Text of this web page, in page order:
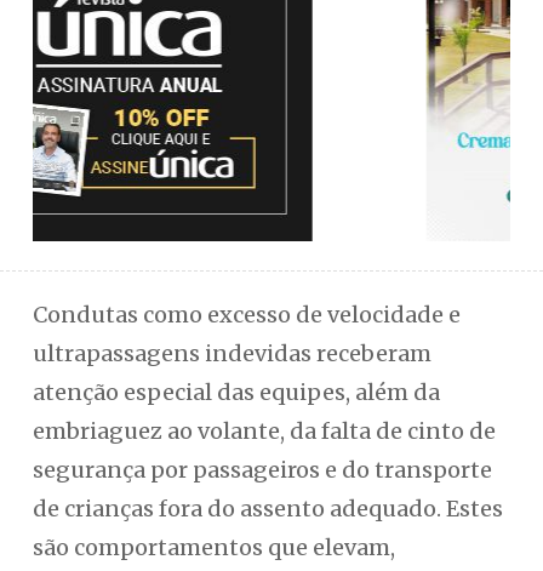
Condutas como excesso de velocidade e
ultrapassagens indevidas receberam
atenção especial das equipes, além da
embriaguez ao volante, da falta de cinto de
segurança por passageiros e do transporte
de crianças fora do assento adequado. Estes
são comportamentos que elevam,